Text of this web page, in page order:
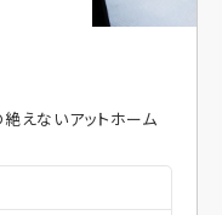
えないアットホーム